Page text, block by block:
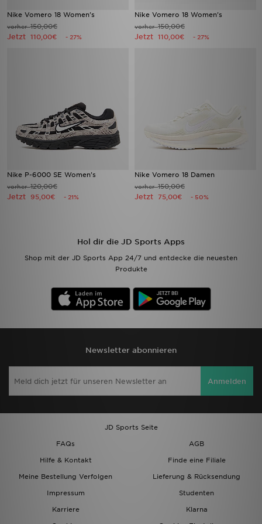
Nike Vomero 18 Women's
vorher150,00€
Jetzt 110,00€ - 27%
Nike Vomero 18 Women's
vorher150,00€
Jetzt 110,00€ - 27%
Nike P-6000 SE Women's
vorher120,00€
Jetzt 95,00€ - 21%
Nike Vomero 18 Damen
vorher150,00€
Jetzt 75,00€ - 50%
Hol dir die JD Sports Apps
Shop mit der JD Sports App 24/7 und entdecke die neuesten
Produkte
Newsletter abonnieren
Anmelden
JD Sports Seite
FAQs
AGB
Hilfe & Kontakt
Finde eine Filiale
Meine Bestellung Verfolgen
Lieferung & Rücksendung
Impressum
Studenten
Karriere
Klarna